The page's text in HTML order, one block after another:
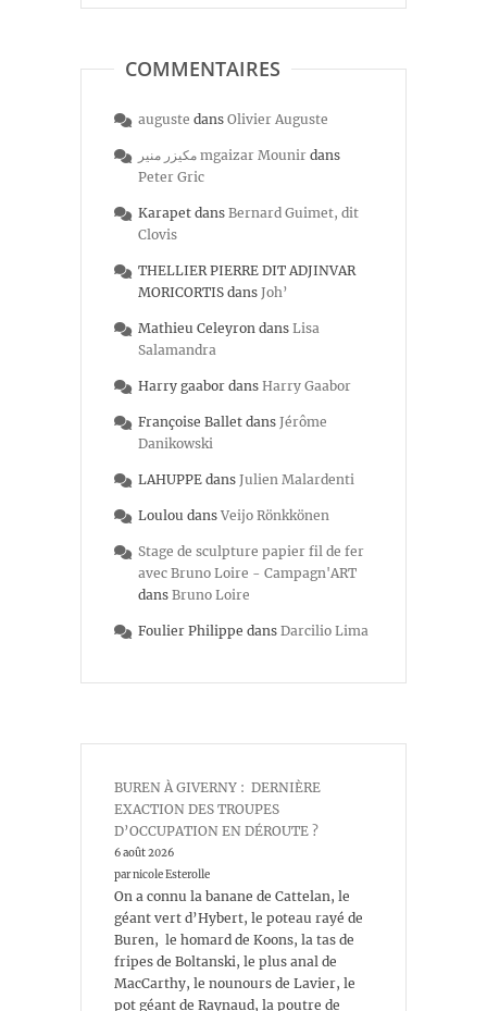
COMMENTAIRES
auguste dans Olivier Auguste
مكيزر منير mgaizar Mounir dans
Peter Gric
Karapet dans Bernard Guimet, dit
Clovis
THELLIER PIERRE DIT ADJINVAR
MORICORTIS dans Joh’
Mathieu Celeyron dans Lisa
Salamandra
Harry gaabor dans Harry Gaabor
Françoise Ballet dans Jérôme
Danikowski
LAHUPPE dans Julien Malardenti
Loulou dans Veijo Rönkkönen
Stage de sculpture papier fil de fer
avec Bruno Loire - Campagn'ART
dans Bruno Loire
Foulier Philippe dans Darcilio Lima
BUREN À GIVERNY : DERNIÈRE
EXACTION DES TROUPES
D’OCCUPATION EN DÉROUTE ?
6 août 2026
par nicole Esterolle
On a connu la banane de Cattelan, le
géant vert d’Hybert, le poteau rayé de
Buren, le homard de Koons, la tas de
fripes de Boltanski, le plus anal de
MacCarthy, le nounours de Lavier, le
pot géant de Raynaud, la poutre de